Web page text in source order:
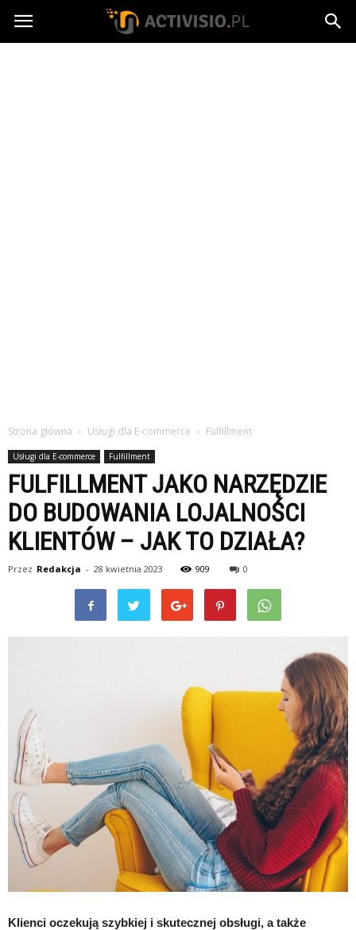
Activisio.pl
Strona główna Usługi dla E-commerce Fulfillment
Usługi dla E-commerce Fulfillment
FULFILLMENT JAKO NARZĘDZIE
DO BUDOWANIA LOJALNOŚCI
KLIENTÓW – JAK TO DZIAŁA?
Przez Redakcja - 28 kwietnia 2023 909 0
Klienci oczekują szybkiej i skutecznej obsługi, a także